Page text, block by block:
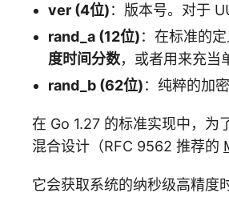
ver (4位)：版本号。对于
rand_a (12位)：在标准的
度时间分数，或者用来充当
rand_b (62位)：纯粹的加
在 Go 1.27 的标准实现中，为
混合设计（RFC 9562 推荐的
它会获取系统的纳秒级高精度